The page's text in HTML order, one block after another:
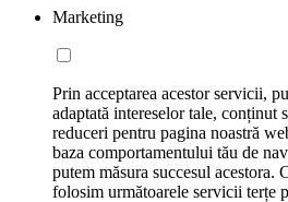
Marketing
Prin acceptarea acestor servicii,
adaptată intereselor tale, conținut
reduceri pentru pagina noastră
baza comportamentului tău de
putem măsura succesul acestora.
folosim următoarele servicii terțe